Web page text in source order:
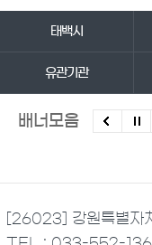
태백시
유관기관
배너모음
[26023] 강원특별자